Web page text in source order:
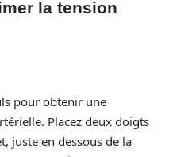
la tension
pour obtenir une
Placez deux doigts
juste en dessous de la